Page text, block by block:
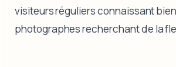
visiteurs réguliers connaissant
photographes recherchant de la